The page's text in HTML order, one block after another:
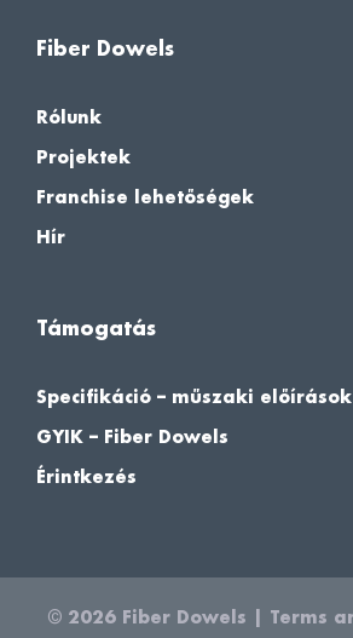
Fiber Dowels
Rólunk
Projektek
Franchise lehetőségek
Hír
Támogatás
Specifikáció – műszaki előírások
GYIK – Fiber Dowels
Érintkezés
© 2026 Fiber Dowels Terms